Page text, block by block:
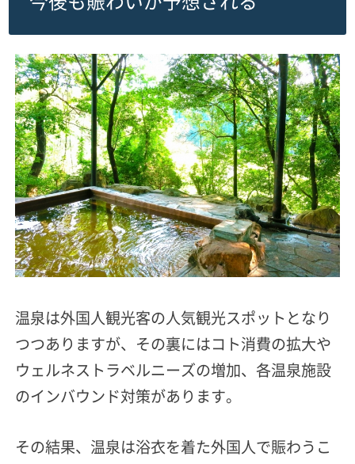
温泉は外国人観光客の人気観光スポットとなり
つつありますが、その裏にはコト消費の拡大や
ウェルネストラベルニーズの増加、各温泉施設
のインバウンド対策があります。
その結果、温泉は浴衣を着た外国人で賑わうこ